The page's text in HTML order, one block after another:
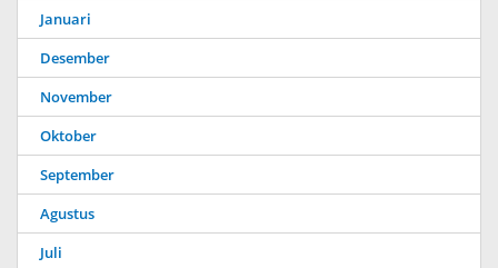
Januari
Desember
November
Oktober
September
Agustus
Juli